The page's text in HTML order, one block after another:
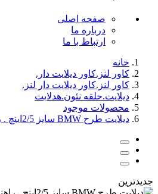
صفحه اصلی
درباره ما
ارتباط با ما
خانه
کاور لنز.کاور دیلایت دار.
کاور لنز.کاور دیلایت دار لنز.
دیلایت.حلقه نئون.هدلایت
محصولات موجود
دیلایت طرح BMW سایز 2/5اینچ . راهنما دار
جدیدترین